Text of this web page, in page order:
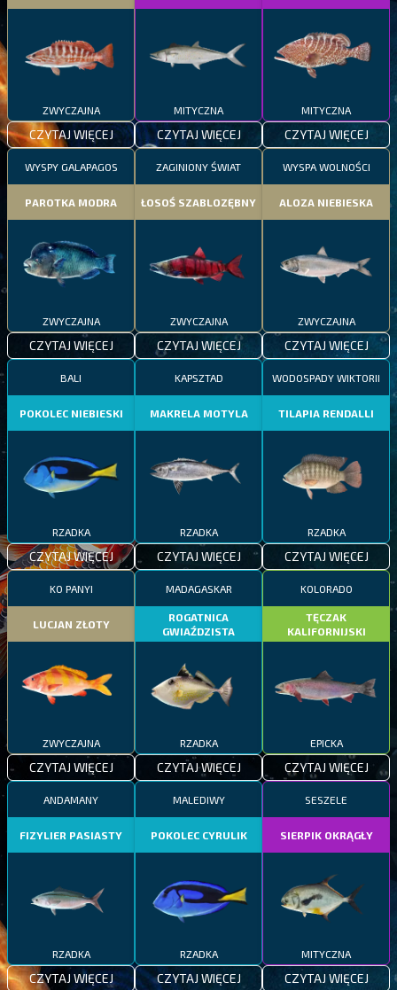
ZWYCZAJNA
CZYTAJ WIĘCEJ
MITYCZNA
CZYTAJ WIĘCEJ
MITYCZNA
CZYTAJ WIĘCEJ
WYSPY GALAPAGOS
PAROTKA MODRA
ZWYCZAJNA
CZYTAJ WIĘCEJ
ZAGINIONY ŚWIAT
ŁOSOŚ SZABLOZĘBNY
ZWYCZAJNA
CZYTAJ WIĘCEJ
WYSPA WOLNOŚCI
ALOZA NIEBIESKA
ZWYCZAJNA
CZYTAJ WIĘCEJ
BALI
POKOLEC NIEBIESKI
RZADKA
CZYTAJ WIĘCEJ
KAPSZTAD
MAKRELA MOTYLA
RZADKA
CZYTAJ WIĘCEJ
WODOSPADY WIKTORII
TILAPIA RENDALLI
RZADKA
CZYTAJ WIĘCEJ
KO PANYI
LUCJAN ZŁOTY
ZWYCZAJNA
CZYTAJ WIĘCEJ
MADAGASKAR
ROGATNICA
GWIAŹDZISTA
RZADKA
CZYTAJ WIĘCEJ
KOLORADO
TĘCZAK
KALIFORNIJSKI
EPICKA
CZYTAJ WIĘCEJ
ANDAMANY
FIZYLIER PASIASTY
RZADKA
CZYTAJ WIĘCEJ
MALEDIWY
POKOLEC CYRULIK
RZADKA
CZYTAJ WIĘCEJ
SESZELE
SIERPIK OKRĄGŁY
MITYCZNA
CZYTAJ WIĘCEJ